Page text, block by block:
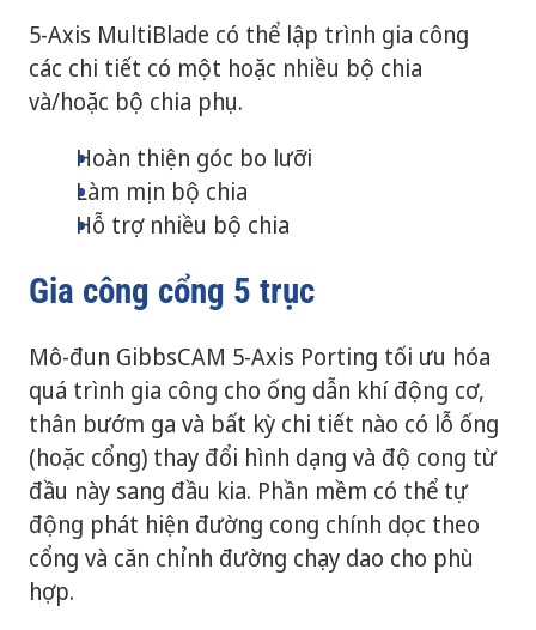
5-Axis MultiBlade có thể lập trình gia công
các chi tiết có một hoặc nhiều bộ chia
và/hoặc bộ chia phụ.
Hoàn thiện góc bo lưỡi
Làm mịn bộ chia
Hỗ trợ nhiều bộ chia
Gia công cổng 5 trục
Mô-đun GibbsCAM 5-Axis Porting tối ưu hóa
quá trình gia công cho ống dẫn khí động cơ,
thân bướm ga và bất kỳ chi tiết nào có lỗ ống
(hoặc cổng) thay đổi hình dạng và độ cong từ
đầu này sang đầu kia. Phần mềm có thể tự
động phát hiện đường cong chính dọc theo
cổng và căn chỉnh đường chạy dao cho phù
hợp.